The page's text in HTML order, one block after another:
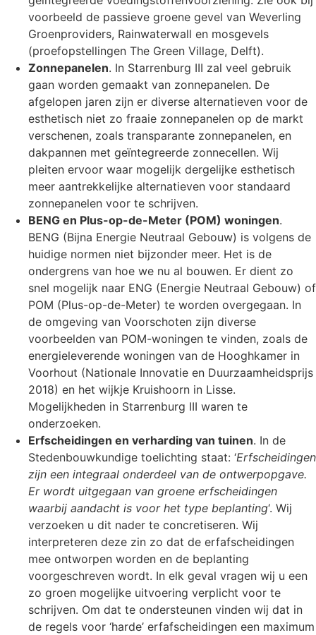
voorbeeld de passieve groene gevel van Weverling
Groenproviders, Rainwaterwall en mosgevels
(proefopstellingen The Green Village, Delft).
Zonnepanelen. In Starrenburg III zal veel gebruik
gaan worden gemaakt van zonnepanelen. De
afgelopen jaren zijn er diverse alternatieven voor de
esthetisch niet zo fraaie zonnepanelen op de markt
verschenen, zoals transparante zonnepanelen, en
dakpannen met geïntegreerde zonnecellen. Wij
pleiten ervoor waar mogelijk dergelijke esthetisch
meer aantrekkelijke alternatieven voor standaard
zonnepanelen voor te schrijven.
BENG en Plus-op-de-Meter (POM) woningen.
BENG (Bijna Energie Neutraal Gebouw) is volgens de
huidige normen niet bijzonder meer. Het is de
ondergrens van hoe we nu al bouwen. Er dient zo
snel mogelijk naar ENG (Energie Neutraal Gebouw) of
POM (Plus-op-de-Meter) te worden overgegaan. In
de omgeving van Voorschoten zijn diverse
voorbeelden van POM-woningen te vinden, zoals de
energieleverende woningen van de Hooghkamer in
Voorhout (Nationale Innovatie en Duurzaamheidsprijs
2018) en het wijkje Kruishoorn in Lisse.
Mogelijkheden in Starrenburg III waren te
onderzoeken.
Erfscheidingen en verharding van tuinen. In de
Stedenbouwkundige toelichting staat: ‘Erfscheidingen
zijn een integraal onderdeel van de ontwerpopgave.
Er wordt uitgegaan van groene erfscheidingen
waarbij aandacht is voor het type beplanting‘. Wij
verzoeken u dit nader te concretiseren. Wij
interpreteren deze zin zo dat de erfafscheidingen
mee ontworpen worden en de beplanting
voorgeschreven wordt. In elk geval vragen wij u een
zo groen mogelijke uitvoering verplicht voor te
schrijven. Om dat te ondersteunen vinden wij dat in
de regels voor ‘harde’ erfafscheidingen een maximum